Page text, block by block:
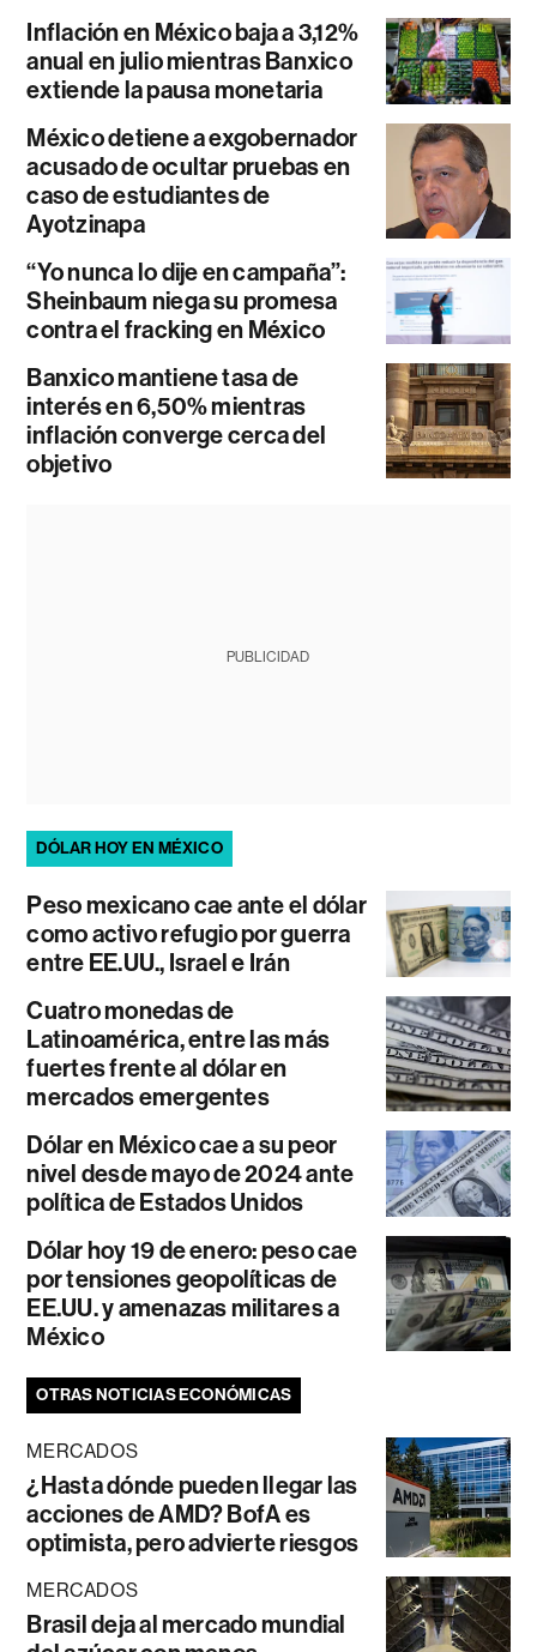
Inflación en México baja a 3,12%
anual en julio mientras Banxico
extiende la pausa monetaria
México detiene a exgobernador
acusado de ocultar pruebas en
caso de estudiantes de
Ayotzinapa
“Yo nunca lo dije en campaña”:
Sheinbaum niega su promesa
contra el fracking en México
Banxico mantiene tasa de
interés en 6,50% mientras
inflación converge cerca del
objetivo
PUBLICIDAD
DÓLAR HOY EN MÉXICO
Peso mexicano cae ante el dólar
como activo refugio por guerra
entre EE.UU., Israel e Irán
Cuatro monedas de
Latinoamérica, entre las más
fuertes frente al dólar en
mercados emergentes
Dólar en México cae a su peor
nivel desde mayo de 2024 ante
política de Estados Unidos
Dólar hoy 19 de enero: peso cae
por tensiones geopolíticas de
EE.UU. y amenazas militares a
México
OTRAS NOTICIAS ECONÓMICAS
MERCADOS
¿Hasta dónde pueden llegar las
acciones de AMD? BofA es
optimista, pero advierte riesgos
MERCADOS
Brasil deja al mercado mundial